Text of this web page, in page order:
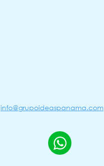
info@grupoideaspanama.com